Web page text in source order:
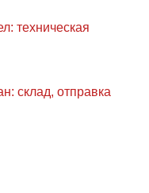
техническая
склад, отправка